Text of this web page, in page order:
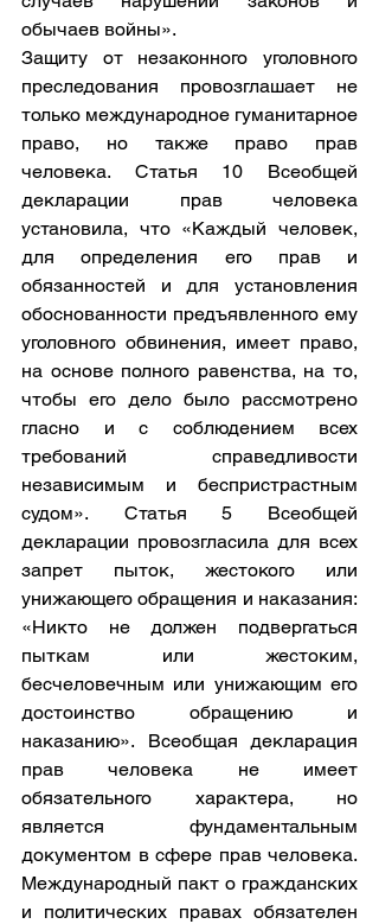
обычаев войны».
Защиту от незаконного уголовного
преследования провозглашает не
только международное гуманитарное
право, но также право прав
человека. Статья 10 Всеобщей
декларации прав человека
установила, что «Каждый человек,
для определения его прав и
обязанностей и для установления
обоснованности предъявленного ему
уголовного обвинения, имеет право,
на основе полного равенства, на то,
чтобы его дело было рассмотрено
гласно и с соблюдением всех
требований справедливости
независимым и беспристрастным
судом». Статья 5 Всеобщей
декларации провозгласила для всех
запрет пыток, жестокого или
унижающего обращения и наказания:
«Никто не должен подвергаться
пыткам или жестоким,
бесчеловечным или унижающим его
достоинство обращению и
наказанию». Всеобщая декларация
прав человека не имеет
обязательного характера, но
является фундаментальным
документом в сфере прав человека.
Международный пакт о гражданских
и политических правах обязателен